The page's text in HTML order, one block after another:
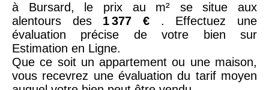
à Bursard, le prix au m² se situe aux
alentours des 1 377 € . Effectuez une
évaluation précise de votre bien sur
Estimation en Ligne.
Que ce soit un appartement ou une maison,
vous recevrez une évaluation du tarif moyen